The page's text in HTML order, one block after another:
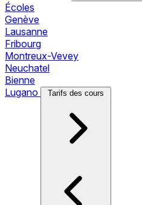
Écoles
Genève
Lausanne
Fribourg
Montreux-Vevey
Neuchatel
Bienne
Lugano
Tarifs des cours